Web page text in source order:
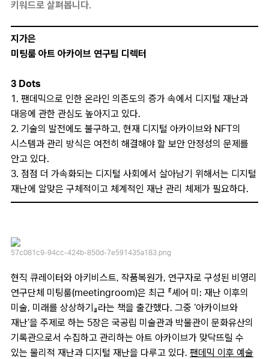
키워드로 살펴봅니다.
지가은
미팅룸 아트 아카이브 연구팀 디렉터
3 Dots
1. 팬데믹으로 인한 온라인 의존도의 증가 속에서 디지털 재난과
대응에 관한 관심도 높아지고 있다.
2. 기술의 발전에도 불구하고, 현재 디지털 아카이브와 NFT의
시스템과 관리 방식은 여전히 해결해야 할 보안 안정성의 문제를
안고 있다.
3. 점점 더 가속화되는 디지털 사회에서 살아남기 위해서는 디지털
재난에 알맞은 구체적이고 체계적인 재난 관리 체제가 필요하다.
57c081c9-94cc-424b-850d-7e591435a183.png
현직 큐레이터와 아키비스트, 작품복원가, 연구자로 구성된 비영리
연구단체 미팅룸(meetingroom)은 최근 『셰어 미: 재난 이후의
미술, 미래를 상상하기』라는 책을 출간했다. 그중 ‘아카이브와
재난’을 주제로 하는 5장은 국공립 미술관과 박물관이 문화유산의
기록관으로서 수집하고 관리하는 아트 아카이브가 맞닥뜨릴 수
있는 물리적 재난과 디지털 재난을 다루고 있다. 팬데믹 이후 예술